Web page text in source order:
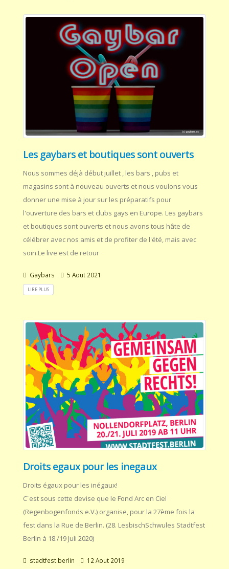
Les gaybars et boutiques sont ouverts
Nous sommes déjà début juillet , les bars , pubs et
magasins sont à nouveau ouverts et nous voulons vous
donner une mise à jour sur les préparatifs pour
l'ouverture des bars et clubs gays en Europe. Les gaybars
et boutiques sont ouverts et nous avons tous hâte de
célébrer avec nos amis et de profiter de l'été, mais avec
soin.Le live est de retour
Gaybars 5 Aout 2021
LIRE PLUS
Droits egaux pour les inegaux
Droits égaux pour les inégaux!
C´est sous cette devise que le Fond Arc en Ciel
(Regenbogenfonds e.V.) organise, pour la 27ème fois la
fest dans la Rue de Berlin. (28. LesbischSchwules Stadtfest
Berlin à 18./19 Juli 2020)
stadtfest.berlin 12 Aout 2019